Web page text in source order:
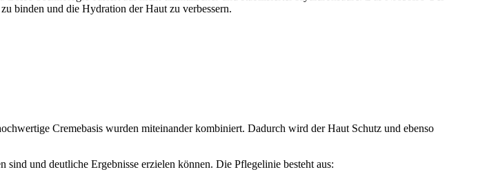
binden und die Hydration der Haut zu verbessern.
Cremebasis wurden miteinander kombiniert. Dadurch wird der Haut Schutz und ebenso
und deutliche Ergebnisse erzielen können. Die Pflegelinie besteht aus: